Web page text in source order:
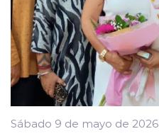
Sábado 9 de mayo de 2026